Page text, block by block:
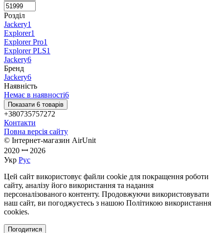
Розділ
Jackery1
Explorer1
Explorer Pro1
Explorer PLS1
Jackery6
Бренд
Jackery6
Наявність
Немає в наявності6
Показати 6 товарів
+380735757272
Контакти
Повна версія сайту
© Інтернет-магазин AirUnit
2020 ꟷ 2026
Укр Рус
Цей сайт використовує файли cookie для покращення роботи
сайту, аналізу його використання та надання
персоналізованого контенту. Продовжуючи використовувати
наш сайт, ви погоджуєтесь з нашою Політикою використання
cookies.
Погодитися